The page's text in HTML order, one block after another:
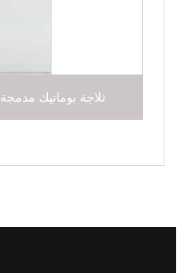
ثلاجة بوماتيك مدمجة BMEFIF7030